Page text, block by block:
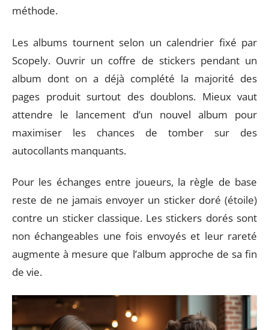
méthode.
Les albums tournent selon un calendrier fixé par
Scopely. Ouvrir un coffre de stickers pendant un
album dont on a déjà complété la majorité des
pages produit surtout des doublons. Mieux vaut
attendre le lancement d’un nouvel album pour
maximiser les chances de tomber sur des
autocollants manquants.
Pour les échanges entre joueurs, la règle de base
reste de ne jamais envoyer un sticker doré (étoile)
contre un sticker classique. Les stickers dorés sont
non échangeables une fois envoyés et leur rareté
augmente à mesure que l’album approche de sa fin
de vie.